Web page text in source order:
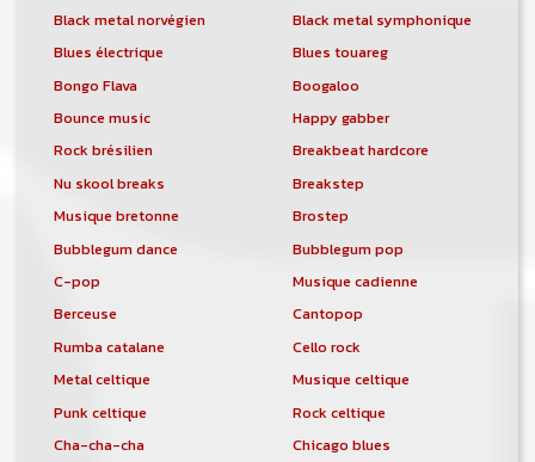
Black metal norvégien
Black metal symphonique
Blues électrique
Blues touareg
Bongo Flava
Boogaloo
Bounce music
Happy gabber
Rock brésilien
Breakbeat hardcore
Nu skool breaks
Breakstep
Musique bretonne
Brostep
Bubblegum dance
Bubblegum pop
C-pop
Musique cadienne
Berceuse
Cantopop
Rumba catalane
Cello rock
Metal celtique
Musique celtique
Punk celtique
Rock celtique
Cha-cha-cha
Chicago blues